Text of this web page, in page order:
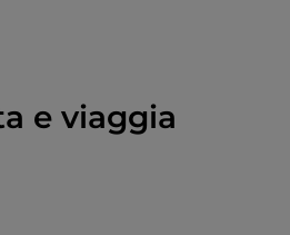
e viaggia